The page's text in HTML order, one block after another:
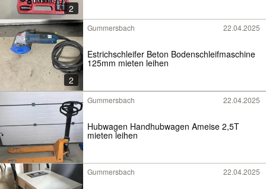
2
2
Gummersbach 22.04.2025
Estrichschleifer Beton Bodenschleifmaschine
125mm mieten leihen
Gummersbach 22.04.2025
Hubwagen Handhubwagen Ameise 2,5T
mieten leihen
Gummersbach 22.04.2025